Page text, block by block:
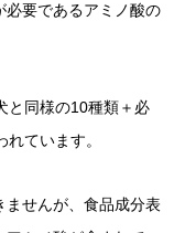
必要であるアミノ酸の
と同様の10種類＋必
ています。
ませんが、食品成分表